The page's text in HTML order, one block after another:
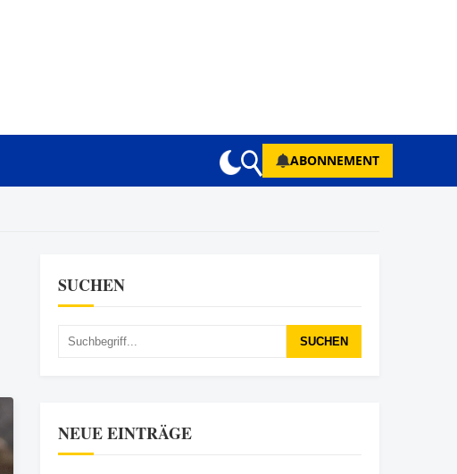
ABONNEMENT
SUCHEN
SUCHEN
NEUE EINTRÄGE